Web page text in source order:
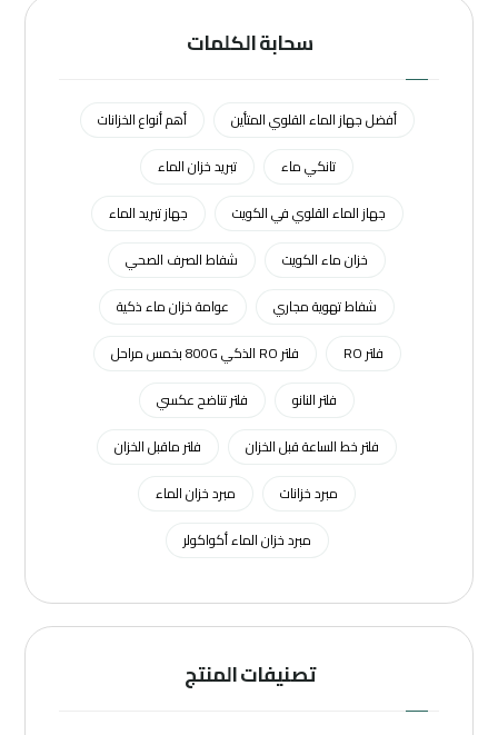
سحابة الكلمات
أفضل جهاز الماء القلوي المتأين
أهم أنواع الخزانات
تانكي ماء
تبريد خزان الماء
جهاز الماء القلوي في الكويت
جهاز تبريد الماء
خزان ماء الكويت
شفاط الصرف الصحي
شفاط تهوية مجاري
عوامة خزان ماء ذكية
فلتر RO
فلتر RO الذكي 800G بخمس مراحل
فلتر النانو
فلتر تناضح عكسي
فلتر خط الساعة قبل الخزان
فلتر ماقبل الخزان
مبرد خزانات
مبرد خزان الماء
مبرد خزان الماء أكواكولر
تصنيفات المنتج